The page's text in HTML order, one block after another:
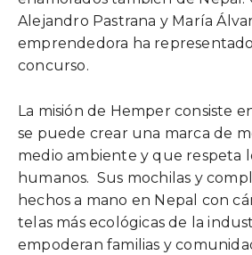
Alejandro Pastrana y María
emprendedora ha
concurso.
La misión de Hemper consiste
se puede crear una marca de
medio ambiente y que respeta
humanos. Sus mochilas y
hechos a mano en Nepal con
telas más ecológicas de la
empoderan familias y